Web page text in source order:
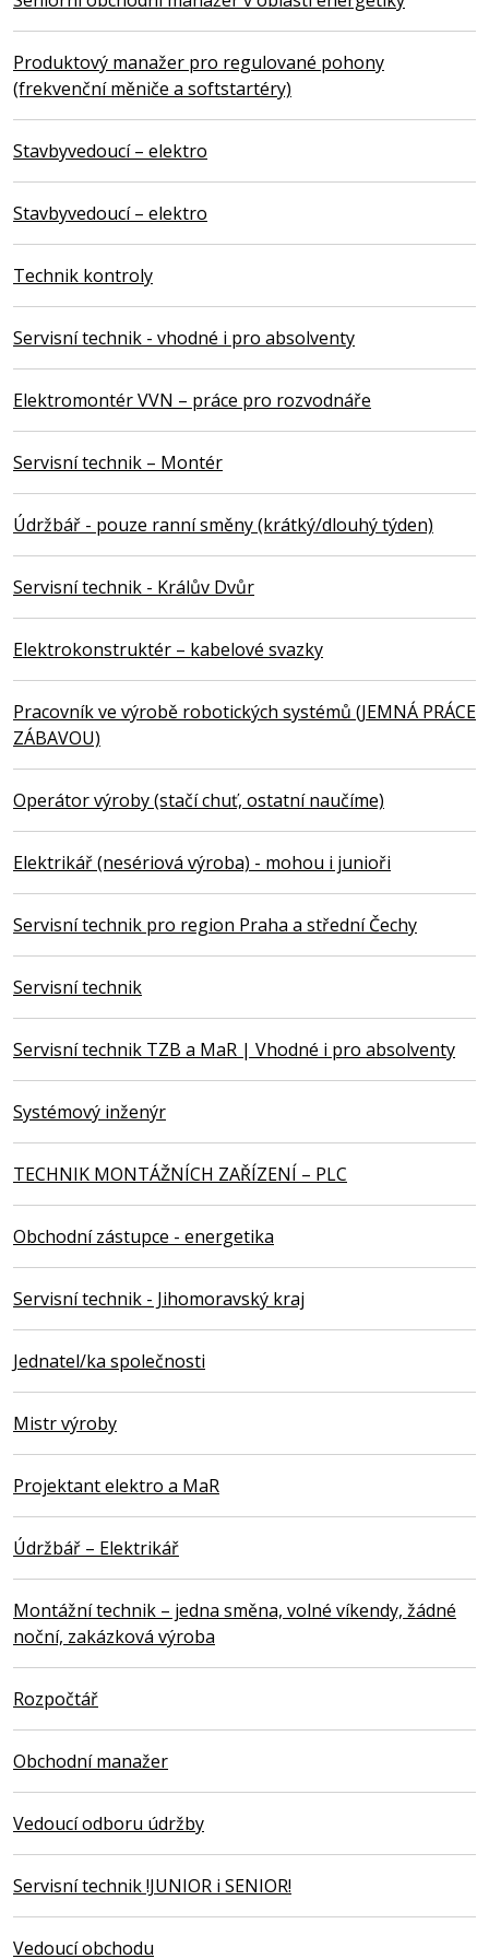
Produktový manažer pro regulované pohony
(frekvenční měniče a softstartéry)
Stavbyvedoucí – elektro
Stavbyvedoucí – elektro
Technik kontroly
Servisní technik - vhodné i pro absolventy
Elektromontér VVN – práce pro rozvodnáře
Servisní technik – Montér
Údržbář - pouze ranní směny (krátký/dlouhý týden)
Servisní technik - Králův Dvůr
Elektrokonstruktér – kabelové svazky
Pracovník ve výrobě robotických systémů (JEMNÁ PRÁCE
ZÁBAVOU)
Operátor výroby (stačí chuť, ostatní naučíme)
Elektrikář (nesériová výroba) - mohou i junioři
Servisní technik pro region Praha a střední Čechy
Servisní technik
Servisní technik TZB a MaR | Vhodné i pro absolventy
Systémový inženýr
TECHNIK MONTÁŽNÍCH ZAŘÍZENÍ – PLC
Obchodní zástupce - energetika
Servisní technik - Jihomoravský kraj
Jednatel/ka společnosti
Mistr výroby
Projektant elektro a MaR
Údržbář – Elektrikář
Montážní technik – jedna směna, volné víkendy, žádné
noční, zakázková výroba
Rozpočtář
Obchodní manažer
Vedoucí odboru údržby
Servisní technik !JUNIOR i SENIOR!
Vedoucí obchodu